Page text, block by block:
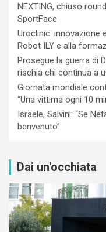
NEXTING, chiuso
SportFace
Uroclinic: innovazione
Robot ILY e alla
Prosegue la guerra di
rischia chi continua a
Giornata mondiale
“Una vittima ogni 10
Israele, Salvini: “Se
benvenuto”
Dai un'occhiata